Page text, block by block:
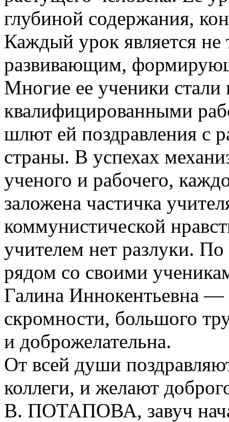
глубиной содержания,
Каждый урок является
развивающим,
Многие ее ученики
квалифицированными
шлют ей поздравления с
страны. В успехах
ученого и рабочего,
заложена частичка
коммунистической
учителем нет разлуки.
рядом со своими
Галина Иннокентьевна —
скромности, большого
и доброжелательна.
От всей души
коллеги, и желают
В. ПОТАПОВА, завуч